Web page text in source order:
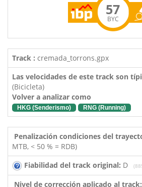
57
BYC
Track : cremada_torrons.gpx
Las velocidades de este track son
(Bicicleta)
Volver a analizar como
HKG (Senderismo) RNG (Running)
Penalización condiciones del
MTB, < 50 % = RDB)
Fiabilidad del track original: D
Nivel de corrección aplicado al track: